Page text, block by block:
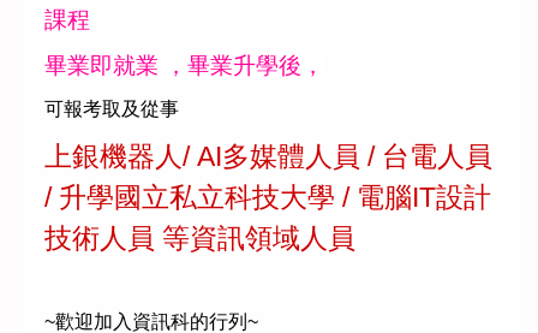
課程
畢業即就業 ，畢業升學後，
可報考取及從事
上銀機器人/ AI多媒體人員 / 台電人員
/ 升學國立私立科技大學 / 電腦IT設計
技術人員 等資訊領域人員
~歡迎加入資訊科的行列~